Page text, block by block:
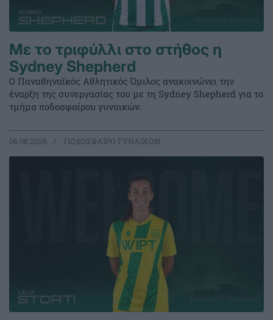
Με το τριφύλλι στο στήθος η
Sydney Shepherd
Ο Παναθηναϊκός Αθλητικός Όμιλος ανακοινώνει την
έναρξη της συνεργασίας του με τη Sydney Shepherd για το
τμήμα ποδοσφαίρου γυναικών.
06.08.2026 ΠΟΔΟΣΦΑΙΡΟ ΓΥΝΑΙΚΩΝ